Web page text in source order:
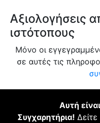
Αξιολογήσεις
ιστότοπους
Μόνο οι
σε αυτές τις
Αυτή
Συγχαρητήρια!